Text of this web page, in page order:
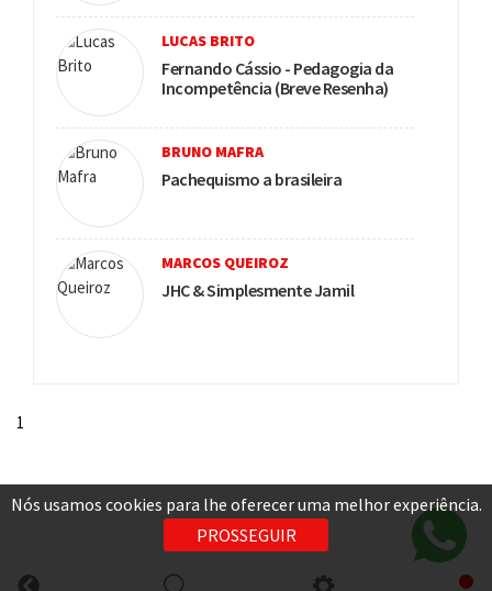
Nós usamos cookies para lhe oferecer uma melhor experiência.
PROSSEGUIR
LUCAS BRITO
Fernando Cássio - Pedagogia da
Incompetência (Breve Resenha)
BRUNO MAFRA
Pachequismo a brasileira
MARCOS QUEIROZ
JHC & Simplesmente Jamil
1